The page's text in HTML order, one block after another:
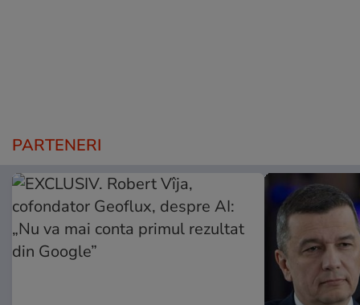
PARTENERI